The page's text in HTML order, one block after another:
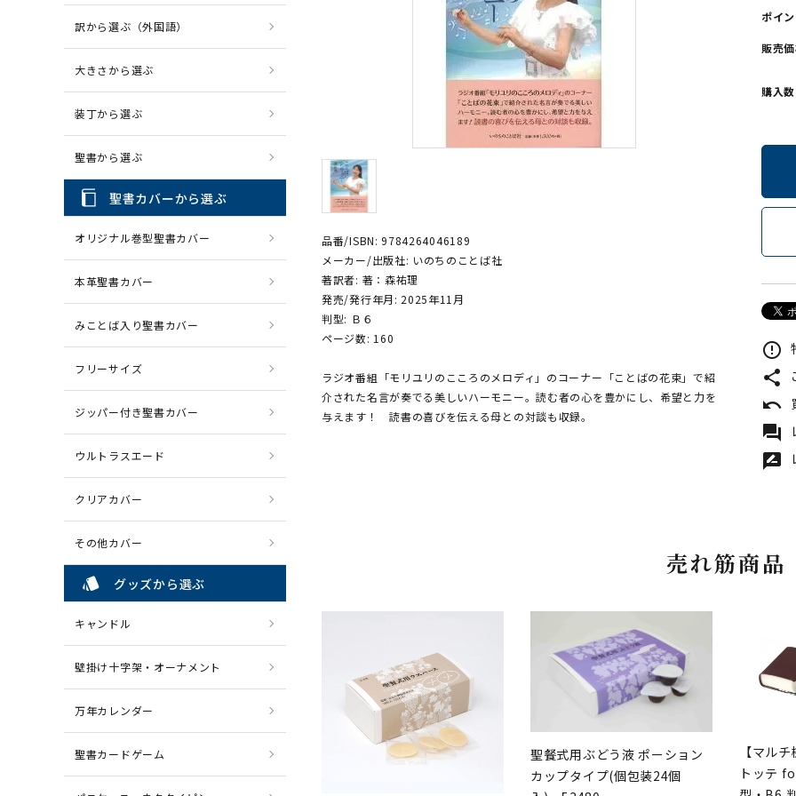
CD・MP3 パソコンソフトCD-ROM
品番/ISBN: 9784264046189
メーカー/出版社: いのちのことば社
著訳者: 著：森祐理
発売/発行年月: 2025年11月
判型: Ｂ６
ページ数: 160
ラジオ番組「モリユリのこころのメロディ」のコーナー「ことばの花束」で紹
介された名言が奏でる美しいハーモニー。読む者の心を豊かにし、希望と力を
与えます！ 読書の喜びを伝える母との対談も収録。
ポイ
販売
購入数
error_outline
share
undo
forum
rate_review
売れ筋商品
聖餐式用ぶどう液 ポーション
カップタイプ(個包装24個
【マル
トッテ
訳から選ぶ（外国語）
大きさから選ぶ
装丁から選ぶ
聖書から選ぶ
聖書カバーから選ぶ
オリジナル巻型聖書カバー
本革聖書カバー
みことば入り聖書カバー
フリーサイズ
ジッパー付き聖書カバー
ウルトラスエード
クリアカバー
その他カバー
style グッズから選ぶ
キャンドル
壁掛け十字架・オーナメント
万年カレンダー
聖書カードゲーム